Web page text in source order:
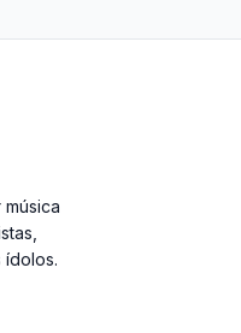
ídolos.